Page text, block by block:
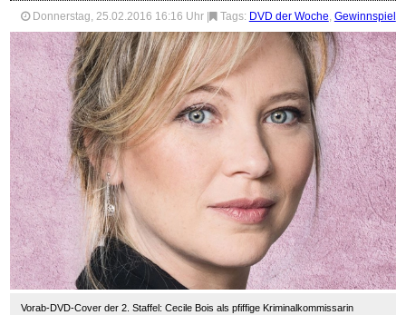
Donnerstag, 25.02.2016 16:16 Uhr Tags: DVD der Woche, Gewinnspiel
Vorab-DVD-Cover der 2. Staffel: Cecile Bois als pfiffige Kriminalkommissarin